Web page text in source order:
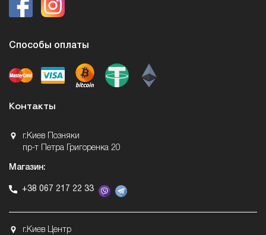
Способы оплаты
Контакты
г.Киев Позняки
пр-т Петра Григоренка 20
Магазин:
+38 067 217 22 33
г.Киев Центр